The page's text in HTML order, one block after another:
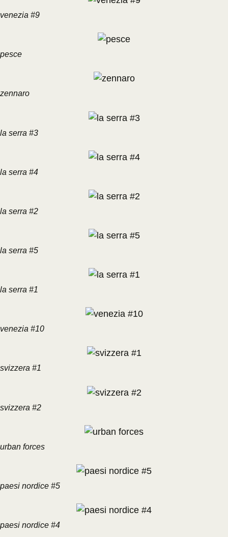
venezia #9
pesce
zennaro
la serra #3
la serra #4
la serra #2
la serra #5
la serra #1
venezia #10
svizzera #1
svizzera #2
urban forces
paesi nordice #5
paesi nordice #4